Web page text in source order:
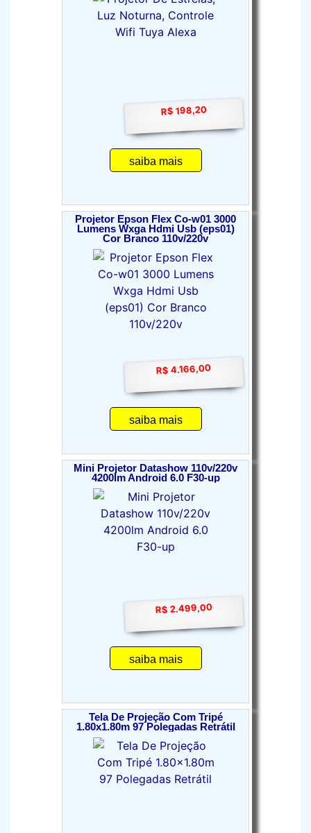
R$ 198,20
saiba mais
Projetor Epson Flex Co-w01 3000
Lumens Wxga Hdmi Usb (eps01)
Cor Branco 110v/220v
R$ 4.166,00
saiba mais
Mini Projetor Datashow 110v/220v
4200lm Android 6.0 F30-up
R$ 2.499,00
saiba mais
Tela De Projeção Com Tripé
1.80x1.80m 97 Polegadas Retrátil